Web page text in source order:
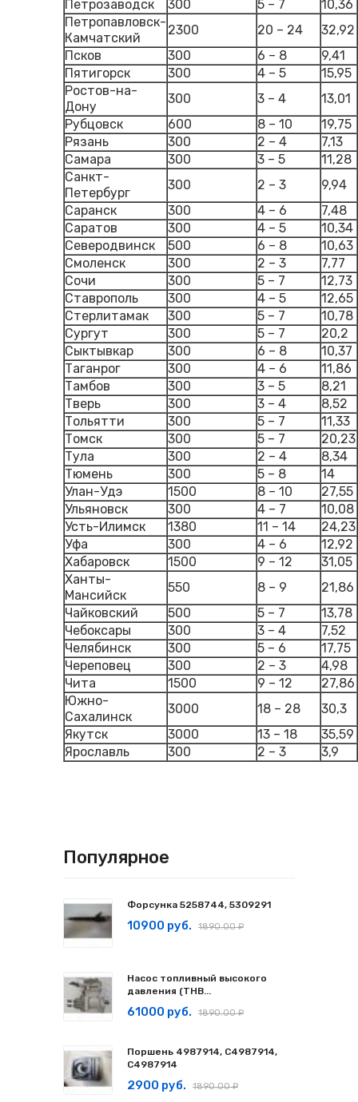
Петрозаводск 300 5 – 7
10,36
Петропавловск-
Камчатский
2300 20 – 24
32,92
Псков
300 6 – 8
9,41
Пятигорск
300 4 – 5
15,95
Ростов-на-
Дону
300 3 – 4
13,01
Рубцовск
600 8 – 10
19,75
Рязань
300 2 – 4
7,13
Самара
300 3 – 5
11,28
Санкт-
Петербург
300 2 – 3
9,94
Саранск
300 4 – 6
7,48
Саратов
300 4 – 5
10,34
Северодвинск
500 6 – 8
10,63
Смоленск
300 2 – 3
7,77
Сочи
300 5 – 7
12,73
Ставрополь
300 4 – 5
12,65
Стерлитамак
300 5 – 7
10,78
Сургут
300 5 – 7
20,2
Сыктывкар
300 6 – 8
10,37
Таганрог
300 4 – 6
11,86
Тамбов
300 3 – 5
8,21
Тверь
300 3 – 4
8,52
Тольятти
300 5 – 7
11,33
Томск
300 5 – 7
20,23
Тула
300 2 – 4
8,34
Тюмень
300 5 – 8
14
Улан-Удэ
1500 8 – 10
27,55
Ульяновск
300 4 – 7
10,08
Усть-Илимск
1380 11 – 14
24,23
Уфа
300 4 – 6
12,92
Хабаровск
1500 9 – 12
31,05
Ханты-
Мансийск
550 8 – 9
21,86
Чайковский
500 5 – 7
13,78
Чебоксары
300 3 – 4
7,52
Челябинск
300 5 – 6
17,75
Череповец
300 2 – 3
4,98
Чита
1500 9 – 12
27,86
Южно-
Сахалинск
3000 18 – 28
30,3
Якутск
3000 13 – 18
35,59
Ярославль
300 2 – 3 3,9
Популярное
Форсунка 5258744, 5309291
10900 руб. 1890.00 ₽
Насос топливный высокого
давления (ТНВ...
61000 руб. 1890.00 ₽
Поршень 4987914, C4987914,
С4987914
2900 руб. 1890.00 ₽